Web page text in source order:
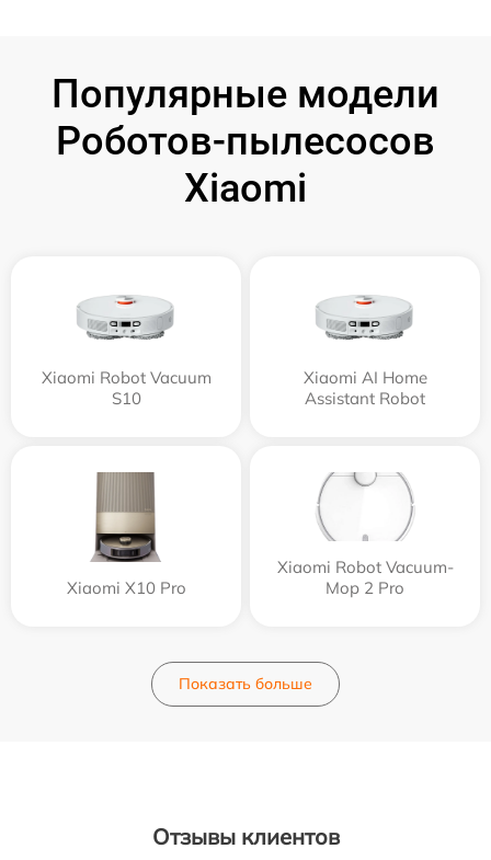
Популярные модели
Роботов-пылесосов
Xiaomi
Xiaomi Robot Vacuum
S10
Xiaomi AI Home
Assistant Robot
Xiaomi X10 Pro
Xiaomi Robot Vacuum-
Mop 2 Pro
Показать больше
Отзывы клиентов